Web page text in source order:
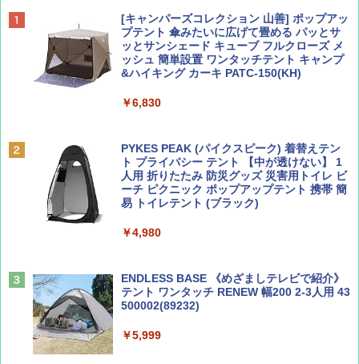
BE-PAL(ビ-パル) 2026年 9 月号【特別付録:
SOTO ミニマル"旅"財布 ランダム2種】
￥1,500
￥713
地球の歩き方 スター・ウォーズ
￥2,695
￥2,079
球の歩き方A ヨーロッパ
ァキア 2026～2027 地球の歩き方A ヨーロッ
[キャンパーズコレクション 山善] ポップアッ
プテント 傘みたいに広げて畳める パッとサ
ッとサンシェード キューブ フルクローズ メ
ッシュ 簡単設置 ワンタッチテント キャンプ
&ハイキング カーキ PATC-150(KH)
￥6,830
PYKES PEAK (パイクスピーク) 着替えテン
ト プライバシー テント 【中が透けない】 1
人用 折りたたみ 防災グッズ 災害用トイレ ビ
ーチ ピクニック ポップアップテント 携帯 簡
易 トイレテント (ブラック)
￥4,980
ENDLESS BASE 《めざましテレビで紹介》
テント ワンタッチ RENEW 幅200 2-3人用 43
500002(89232)
￥5,999